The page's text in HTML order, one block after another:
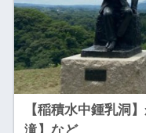
【稲積水中鍾乳洞